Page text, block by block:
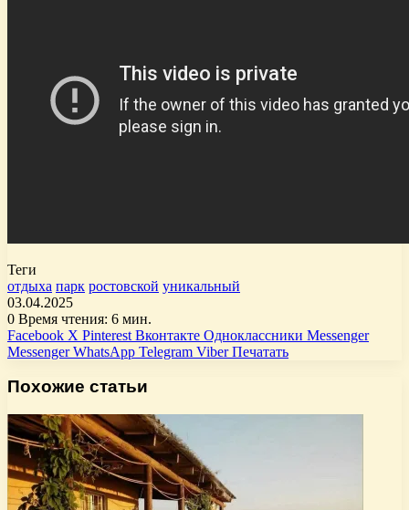
Теги
отдыха парк ростовской уникальный
03.04.2025
0 Время чтения: 6 мин.
Facebook X Pinterest Вконтакте Одноклассники Messenger
Messenger WhatsApp Telegram Viber Печатать
Похожие статьи